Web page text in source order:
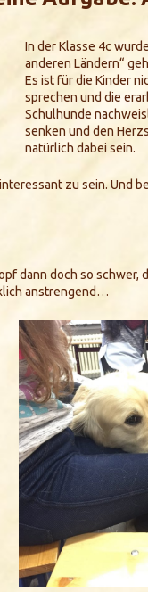
In der Klasse 4c
anderen Ländern“
Es ist für die Kinder
sprechen und die
Schulhunde
senken und den
natürlich dabei sein.
zu sein. Und
dann doch so schwer,
anstrengend…